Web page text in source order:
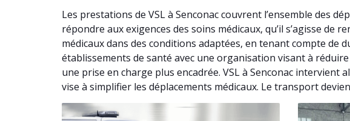
Les prestations de VSL à Senconac couvrent l’ensemble des
répondre aux exigences des soins médicaux, qu’il s’agisse
médicaux dans des conditions adaptées, en tenant compte de
établissements de santé avec une organisation visant à
une prise en charge plus encadrée. VSL à Senconac
vise à simplifier les déplacements médicaux. Le transport